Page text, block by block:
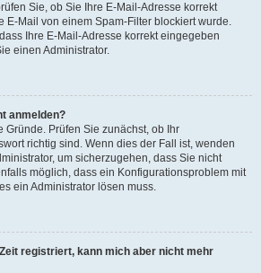
Sie, ob Sie Ihre E-Mail-Adresse korrekt
E-Mail von einem Spam-Filter blockiert wurde.
Ihre E-Mail-Adresse korrekt eingegeben
einen Administrator.
anmelden?
Gründe. Prüfen Sie zunächst, ob Ihr
richtig sind. Wenn dies der Fall ist, wenden
um sicherzugehen, dass Sie nicht
möglich, dass ein Konfigurationsproblem mit
ein Administrator lösen muss.
registriert, kann mich aber nicht mehr